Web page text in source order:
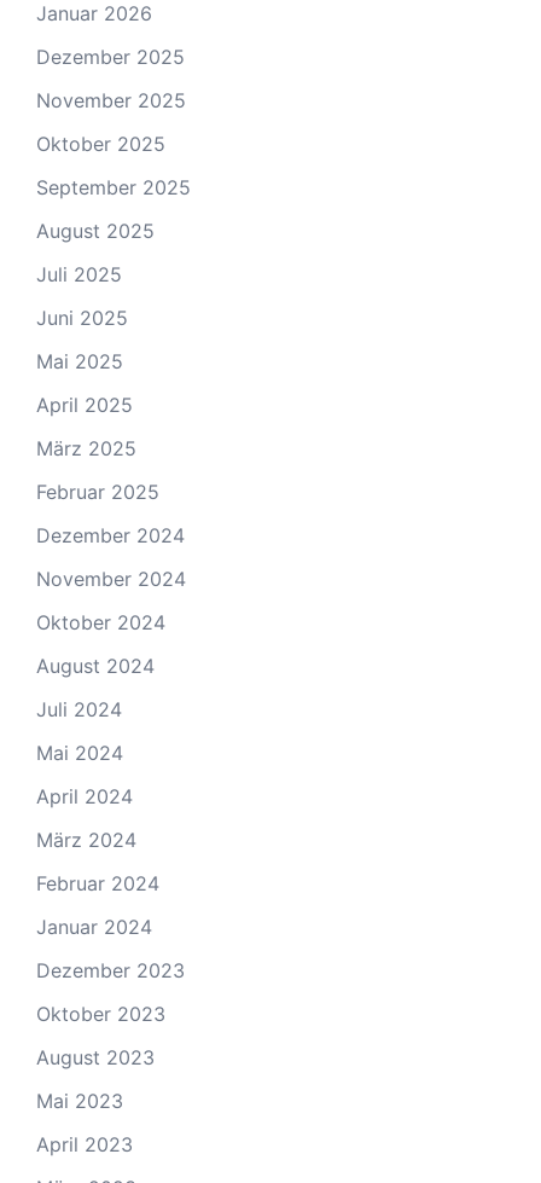
Januar 2026
Dezember 2025
November 2025
Oktober 2025
September 2025
August 2025
Juli 2025
Juni 2025
Mai 2025
April 2025
März 2025
Februar 2025
Dezember 2024
November 2024
Oktober 2024
August 2024
Juli 2024
Mai 2024
April 2024
März 2024
Februar 2024
Januar 2024
Dezember 2023
Oktober 2023
August 2023
Mai 2023
April 2023